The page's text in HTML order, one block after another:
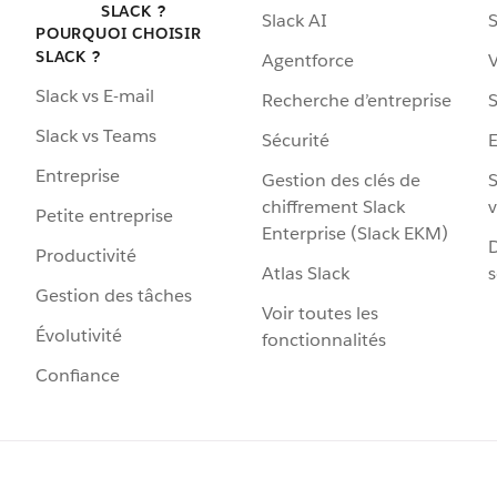
SLACK ?
POURQUOI CHOISIR
SLACK ?
Slack vs E-mail
Slack vs Teams
Entreprise
Petite entreprise
Productivité
Gestion des tâches
Évolutivité
Confiance
Slack AI
Agentforce
Recherche d’entreprise
Sécurité
Gestion des clés de
chiffrement Slack
Enterprise (Slack EKM)
Atlas Slack
Voir toutes les
fonctionnalités